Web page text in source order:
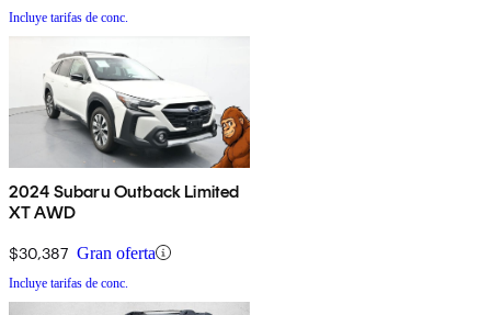
Incluye tarifas de conc.
2024 Subaru Outback Limited
XT AWD
$30,387 Gran oferta
Incluye tarifas de conc.